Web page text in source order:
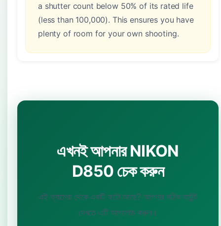
a shutter count below 50% of its rated life
(less than 100,000). This ensures you have
plenty of room for your own shooting.
এখনই আপনার NIKON
D850 চেক করুন
এই ক্যামেরা থেকে একটি ফটো আছে? আপনার সঠিক কাউন্ট
দেখতে এটি আপলোড করুন।